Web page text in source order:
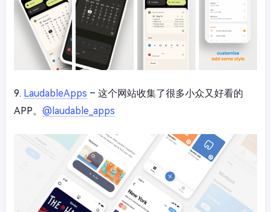
9. LaudableApps – 这个网站收集了很多小众又好看的
APP。 @laudable_apps